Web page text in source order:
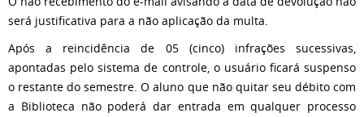
será justificativa para a não aplicação da multa.
Após a reincidência de 05 (cinco) infrações sucessivas,
apontadas pelo sistema de controle, o usuário ficará suspenso
o restante do semestre. O aluno que não quitar seu débito com
a Biblioteca não poderá dar entrada em qualquer processo